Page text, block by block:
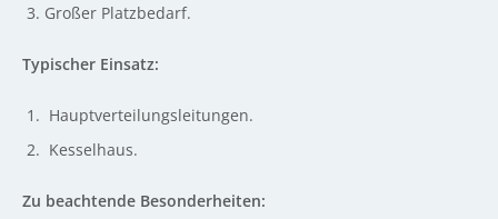
Großer Platzbedarf.
Typischer Einsatz:
Hauptverteilungsleitungen.
Kesselhaus.
Zu beachtende Besonderheiten: